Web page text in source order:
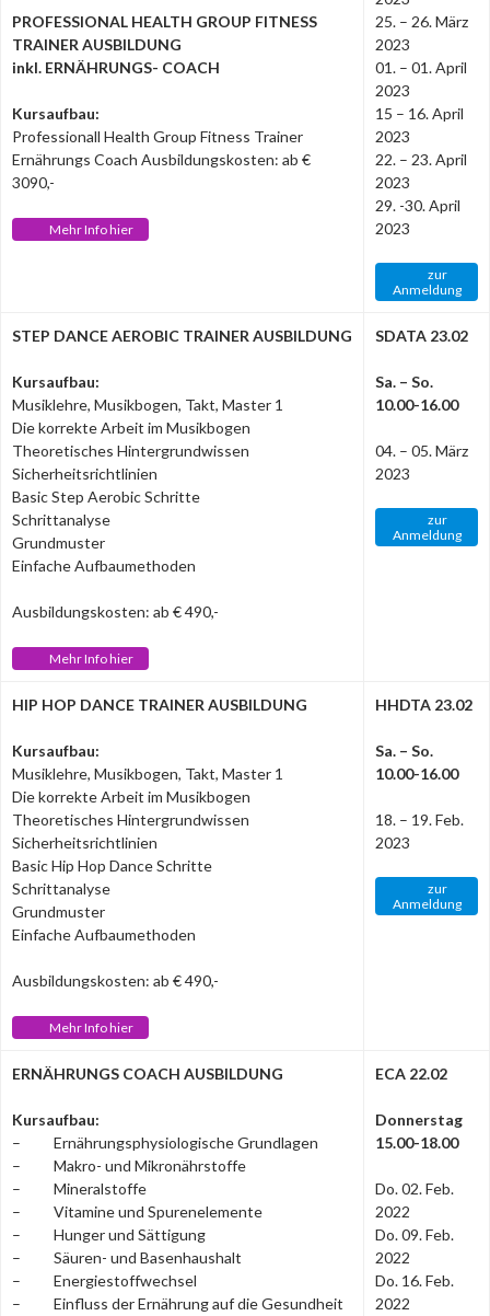
PROFESSIONAL HEALTH GROUP FITNESS
TRAINER AUSBILDUNG
inkl. ERNÄHRUNGS- COACH
Kursaufbau:
Professionall Health Group Fitness Trainer
Ernährungs Coach Ausbildungskosten: ab €
3090,-
Mehr Info hier
25. – 26. März
2023
01. – 01. April
2023
15 – 16. April
2023
22. – 23. April
2023
29. -30. April
2023
zur
Anmeldung
STEP DANCE AEROBIC TRAINER AUSBILDUNG
Kursaufbau:
Musiklehre, Musikbogen, Takt, Master 1
Die korrekte Arbeit im Musikbogen
Theoretisches Hintergrundwissen
Sicherheitsrichtlinien
Basic Step Aerobic Schritte
Schrittanalyse
Grundmuster
Einfache Aufbaumethoden
Ausbildungskosten: ab € 490,-
Mehr Info hier
SDATA 23.02
Sa. – So.
10.00-16.00
04. – 05. März
2023
zur
Anmeldung
HIP HOP DANCE TRAINER AUSBILDUNG
Kursaufbau:
Musiklehre, Musikbogen, Takt, Master 1
Die korrekte Arbeit im Musikbogen
Theoretisches Hintergrundwissen
Sicherheitsrichtlinien
Basic Hip Hop Dance Schritte
Schrittanalyse
Grundmuster
Einfache Aufbaumethoden
Ausbildungskosten: ab € 490,-
Mehr Info hier
HHDTA 23.02
Sa. – So.
10.00-16.00
18. – 19. Feb.
2023
zur
Anmeldung
ERNÄHRUNGS COACH AUSBILDUNG
Kursaufbau:
– Ernährungsphysiologische Grundlagen
– Makro- und Mikronährstoffe
– Mineralstoffe
– Vitamine und Spurenelemente
– Hunger und Sättigung
– Säuren- und Basenhaushalt
– Energiestoffwechsel
– Einfluss der Ernährung auf die Gesundheit
ECA 22.02
Donnerstag
15.00-18.00
Do. 02. Feb.
2022
Do. 09. Feb.
2022
Do. 16. Feb.
2022